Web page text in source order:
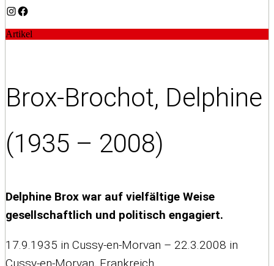
Instagram
Facebook
Artikel
Brox-Brochot, Delphine
(1935 – 2008)
Delphine Brox war auf vielfältige Weise
gesellschaftlich und politisch engagiert.
17.9.1935 in Cussy-en-Morvan – 22.3.2008 in
Cussy-en-Morvan, Frankreich